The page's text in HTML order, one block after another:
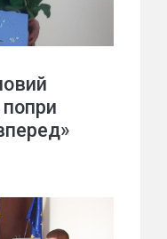
попри